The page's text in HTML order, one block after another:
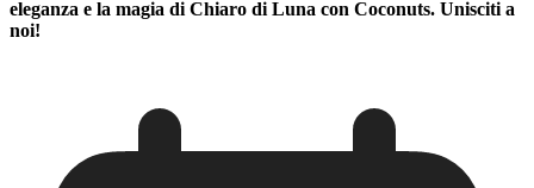
eleganza e la magia di Chiaro di Luna con Coconuts. Unisciti a
noi!